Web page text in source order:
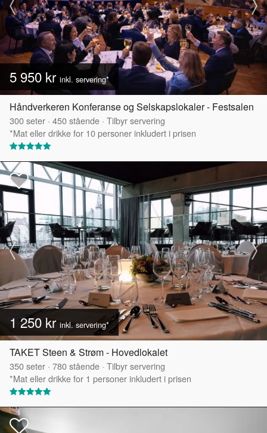
5 950 kr inkl. servering*
Håndverkeren Konferanse og Selskapslokaler - Festsalen
300seter · 450stående · Tilbyr servering
*Mat eller drikke for 10 personer inkludert i prisen
1 250 kr inkl. servering*
TAKET Steen & Strøm - Hovedlokalet
350seter · 780stående · Tilbyr servering
*Mat eller drikke for 1 personer inkludert i prisen